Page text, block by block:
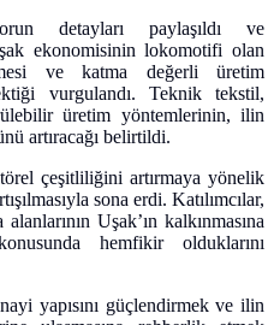
detayları paylaşıldı ve
ekonomisinin lokomotifi olan
ve katma değerli üretim
vurgulandı. Teknik tekstil,
üretim yöntemlerinin, ilin
artıracağı belirtildi.
çeşitliliğini artırmaya yönelik
sona erdi. Katılımcılar,
Uşak’ın kalkınmasına
hemfikir olduklarını
yapısını güçlendirmek ve ilin